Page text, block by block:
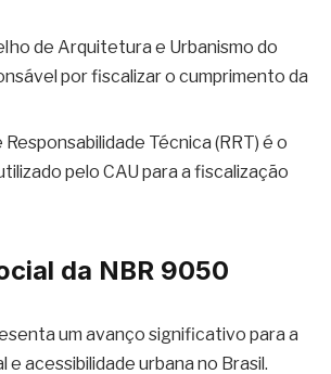
de Arquitetura e Urbanismo do
por fiscalizar o cumprimento da
Técnica (RRT) é o
pelo CAU para a fiscalização
da NBR 9050
um avanço significativo para a
e acessibilidade urbana no Brasil.